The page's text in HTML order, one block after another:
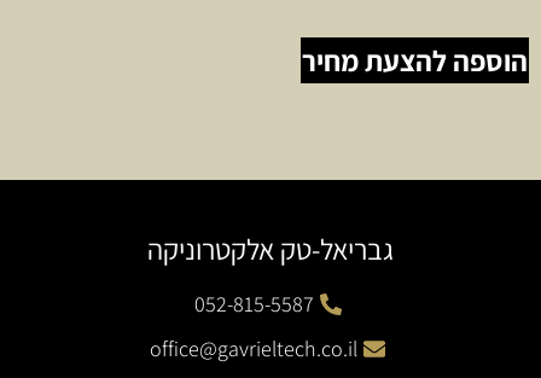
הוספה להצעת מחיר
גבריאל-טק אלקטרוניקה
052-815-5587
office@gavrieltech.co.il